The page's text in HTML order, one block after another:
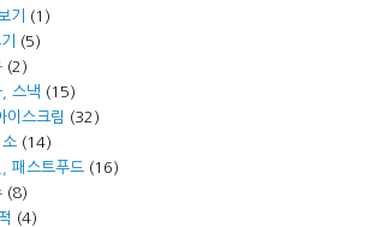
기
(1)
(5)
(2)
스낵 (15)
이스크림 (32)
소(14)
, 패스트푸드(16)
(8)
(4)